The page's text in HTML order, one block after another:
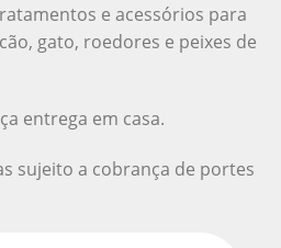
e acessórios para
gato, roedores e peixes de
entrega em casa.
sujeito a cobrança de portes